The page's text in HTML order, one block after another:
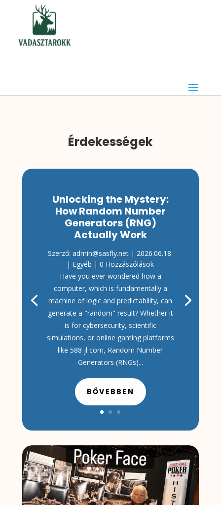
Érdekességek
Unlocking the Mystery:
How Random Number
Generators (RNG)
Actually Work
Szerző:admin@sasfly.net | 2026.06.18.
| Egyéb | 0 Hozzászólások
Have you ever wondered how a
computer, which is fundamentally a
machine of logic and predictability, can
generate a "random" result? Whether it
is for cybersecurity, scientific
simulations, or online gaming platforms
like 588 jl com, Random Number
Generators (RNGs)...
BŐVEBBEN